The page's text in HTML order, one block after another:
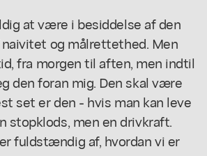
at være i besiddelse af den
og målrettethed. Men
fra morgen til aften, men indtil
den foran mig. Den skal være
set er den - hvis man kan leve
stopklods, men en drivkraft.
fuldstændig af, hvordan vi er